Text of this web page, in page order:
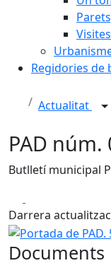
Regidories de
Actualitat
PAD núm.
Butlletí municipal
Darrera
Portada de PAD. 53
Documents